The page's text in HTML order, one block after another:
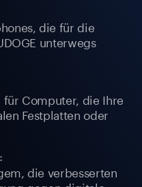
die für die
unterwegs
Computer, die Ihre
Festplatten oder
die verbesserten